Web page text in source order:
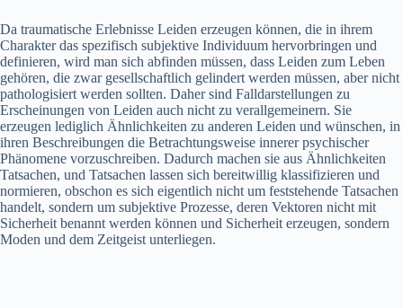
Da traumatische Erlebnisse Leiden erzeugen können, die in ihrem
Charakter das spezifisch subjektive Individuum hervorbringen und
definieren, wird man sich abfinden müssen, dass Leiden zum Leben
gehören, die zwar gesellschaftlich gelindert werden müssen, aber nicht
pathologisiert werden sollten. Daher sind Falldarstellungen zu
Erscheinungen von Leiden auch nicht zu verallgemeinern. Sie
erzeugen lediglich Ähnlichkeiten zu anderen Leiden und wünschen, in
ihren Beschreibungen die Betrachtungsweise innerer psychischer
Phänomene vorzuschreiben. Dadurch machen sie aus Ähnlichkeiten
Tatsachen, und Tatsachen lassen sich bereitwillig klassifizieren und
normieren, obschon es sich eigentlich nicht um feststehende Tatsachen
handelt, sondern um subjektive Prozesse, deren Vektoren nicht mit
Sicherheit benannt werden können und Sicherheit erzeugen, sondern
Moden und dem Zeitgeist unterliegen.